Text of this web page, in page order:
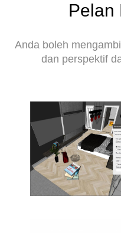
Pelan
Anda boleh
dan perspektif